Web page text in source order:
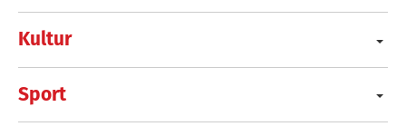
Kultur
Sport